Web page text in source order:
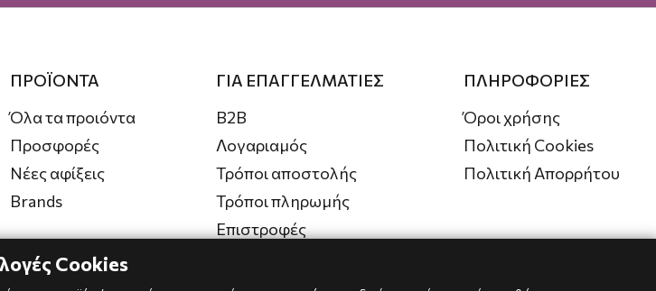
ΠΡΟΪΟΝΤΑ
Όλα τα προιόντα
Προσφορές
Νέες αφίξεις
Brands
ΓΙΑ ΕΠΑΓΓΕΛΜΑΤΙΕΣ
B2B
Λογαριαμός
Τρόποι αποστολής
Τρόποι πληρωμής
Επιστροφές
ΠΛΗΡΟΦΟΡΙΕΣ
Όροι χρήσης
Πολιτική Cookies
Πολιτική Απορρήτου
Cookies